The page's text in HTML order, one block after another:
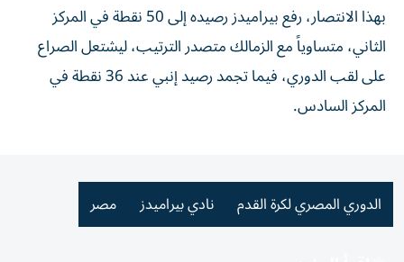
بهذا الانتصار، رفع بيراميدز رصيده إلى 50 نقطة في المركز
الثاني، متساوياً مع الزمالك متصدر الترتيب، ليشتعل الصراع
على لقب الدوري، فيما تجمد رصيد إنبي عند 36 نقطة في
المركز السادس.
الدوري المصري لكرة القدم نادي بيراميدز مصر